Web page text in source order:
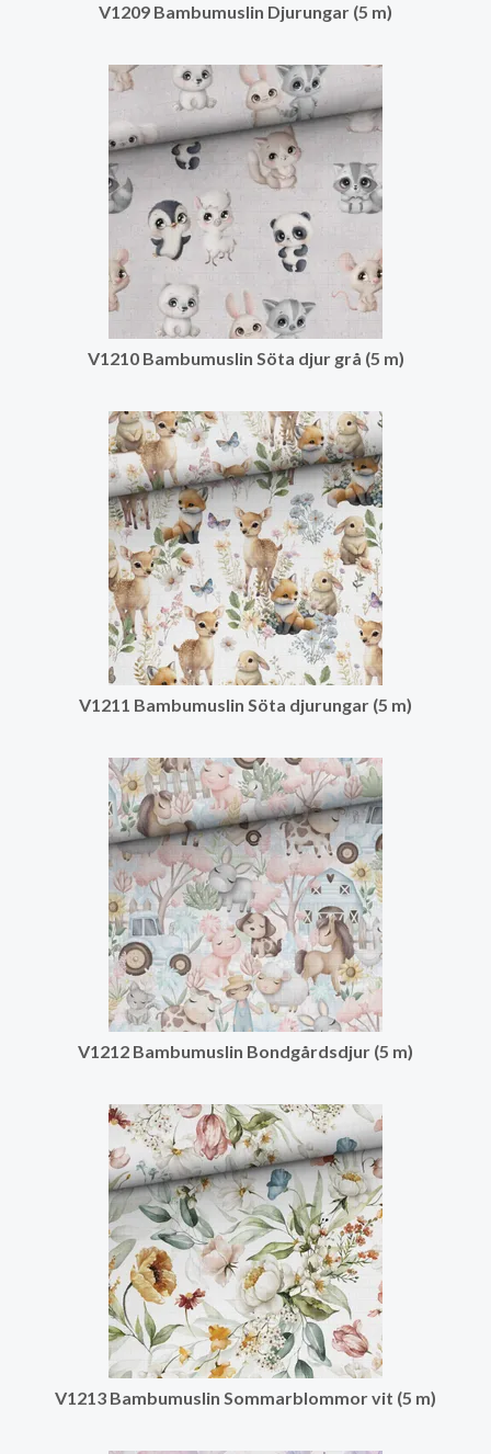
V1209 Bambumuslin Djurungar (5 m)
V1210 Bambumuslin Söta djur grå (5 m)
V1211 Bambumuslin Söta djurungar (5 m)
V1212 Bambumuslin Bondgårdsdjur (5 m)
V1213 Bambumuslin Sommarblommor vit (5 m)